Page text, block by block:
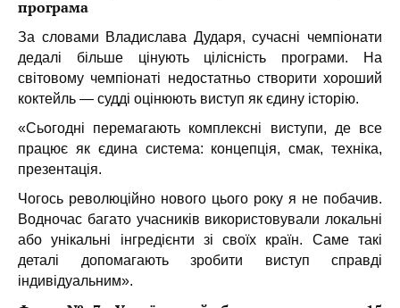
програма
За словами Владислава Дударя, сучасні чемпіонати
дедалі більше цінують цілісність програми. На
світовому чемпіонаті недостатньо створити хороший
коктейль — судді оцінюють виступ як єдину історію.
«Сьогодні перемагають комплексні виступи, де все
працює як єдина система: концепція, смак, техніка,
презентація.
Чогось революційно нового цього року я не побачив.
Водночас багато учасників використовували локальні
або унікальні інгредієнти зі своїх країн. Саме такі
деталі допомагають зробити виступ справді
індивідуальним».